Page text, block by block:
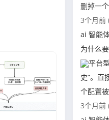
删掉一
3个月前
ai 智能
为什么
平台
史”。直
个配置
3个月前